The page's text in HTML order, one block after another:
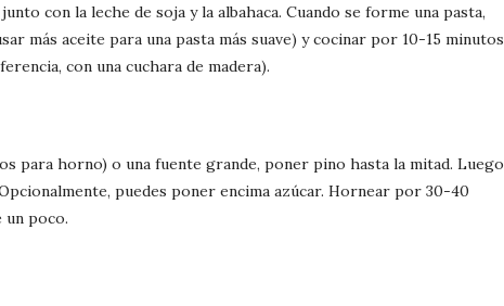
con la leche de soja y la albahaca. Cuando se forme una pasta,
más aceite para una pasta más suave) y cocinar por 10-15 minutos
con una cuchara de madera).
para horno) o una fuente grande, poner pino hasta la mitad. Luego
puedes poner encima azúcar. Hornear por 30-40
un poco.